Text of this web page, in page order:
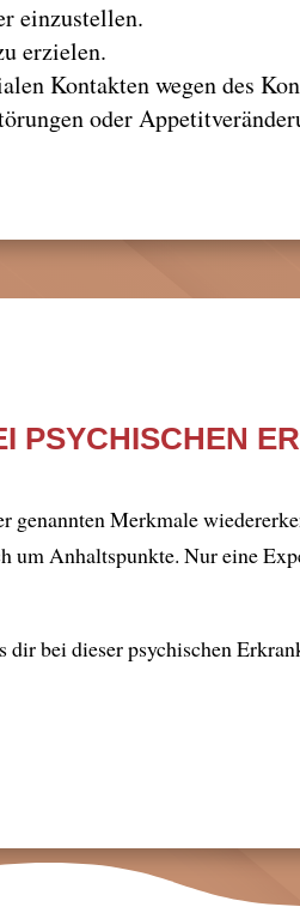
einzustellen.
erzielen.
Kontakten wegen des
oder
PSYCHISCHEN
Merkmale
Anhaltspunkte. Nur eine
bei dieser psychischen